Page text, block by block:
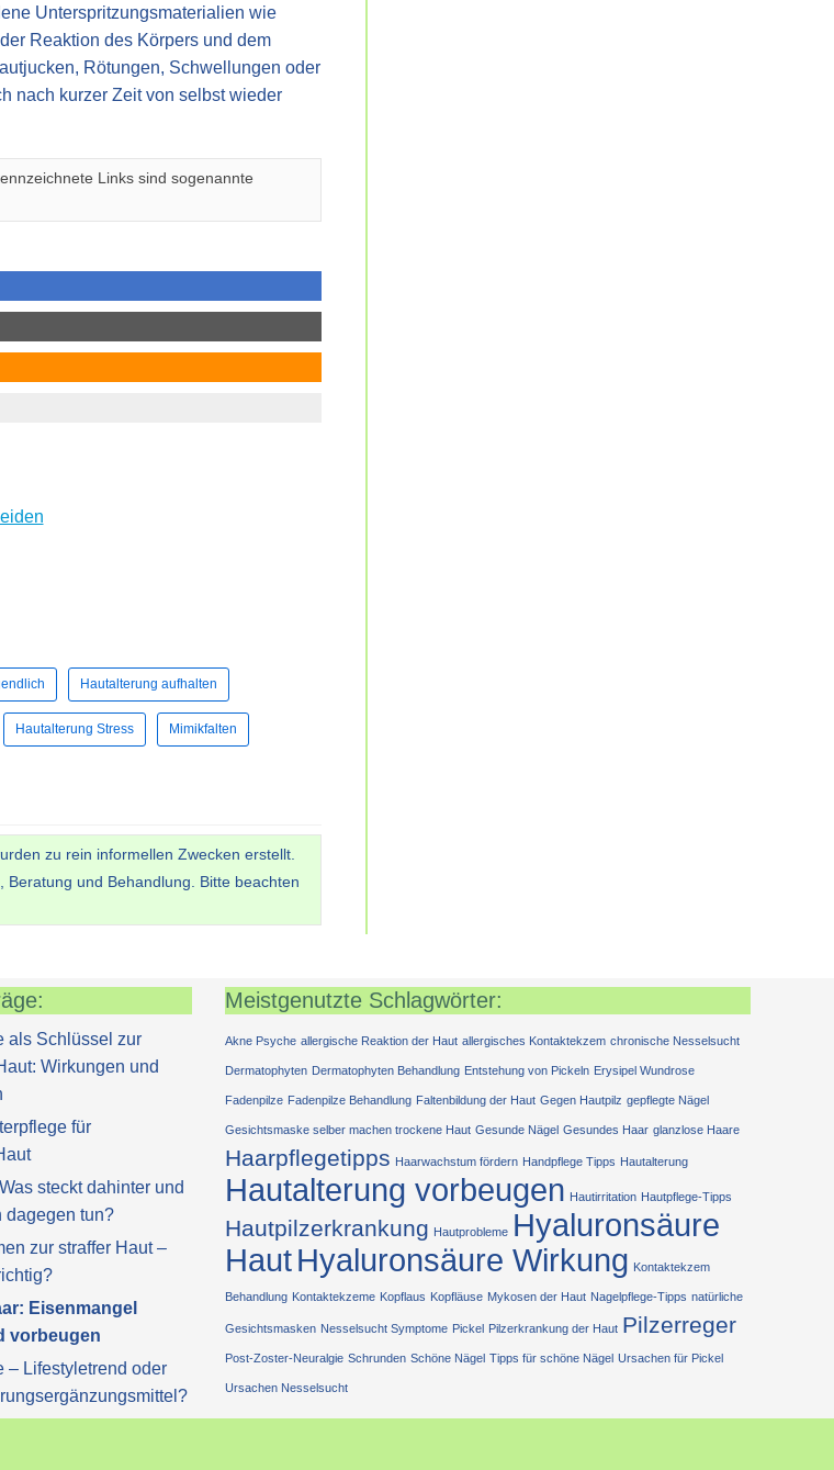
Unterspritzungsmaterialien wie
Reaktion des Körpers und dem
Rötungen, Schwellungen oder
nach kurzer Zeit von selbst wieder
Links sind sogenannte
Hautalterung aufhalten
Hautalterung Stress Mimikfalten
zu rein informellen Zwecken erstellt.
Beratung und Behandlung. Bitte beachten
als Schlüssel zur
Wirkungen und
für
steckt dahinter und
dagegen tun?
zur straffer Haut –
Eisenmangel
vorbeugen
– Lifestyletrend oder
Meistgenutzte Schlagwörter:
Akne Psyche allergische Reaktion der Haut allergisches Kontaktekzem chronische Nesselsucht
Dermatophyten Dermatophyten Behandlung Entstehung von Pickeln Erysipel Wundrose
Fadenpilze Fadenpilze Behandlung Faltenbildung der Haut Gegen Hautpilz gepflegte Nägel
Gesichtsmaske selber machen trockene Haut Gesunde Nägel Gesundes Haar glanzlose Haare
Haarpflegetipps Haarwachstum fördern Handpflege Tipps Hautalterung
Hautalterung vorbeugen Hautirritation Hautpflege-Tipps
Hautpilzerkrankung Hautprobleme Hyaluronsäure
HautHyaluronsäure Wirkung Kontaktekzem
Behandlung Kontaktekzeme Kopflaus Kopfläuse Mykosen der Haut Nagelpflege-Tipps natürliche
Gesichtsmasken Nesselsucht Symptome Pickel Pilzerkrankung der Haut Pilzerreger
Post-Zoster-Neuralgie Schrunden Schöne Nägel Tipps für schöne Nägel Ursachen für Pickel
Ursachen Nesselsucht